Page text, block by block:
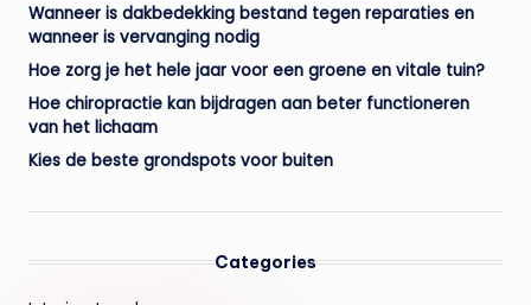
Wanneer is dakbedekking bestand tegen reparaties en
wanneer is vervanging nodig
Hoe zorg je het hele jaar voor een groene en vitale tuin?
Hoe chiropractie kan bijdragen aan beter functioneren
van het lichaam
Kies de beste grondspots voor buiten
Categories